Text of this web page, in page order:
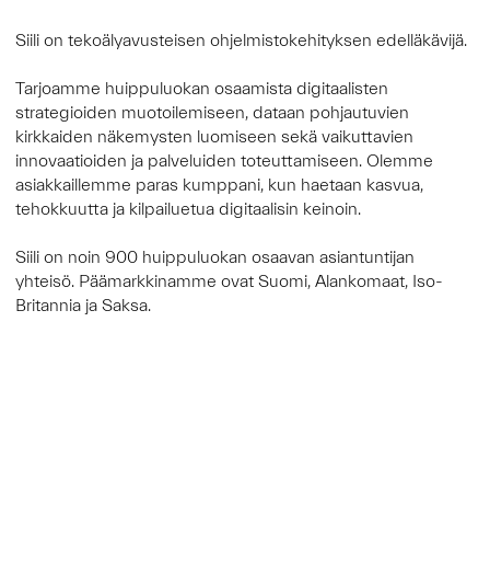
Siili on tekoälyavusteisen ohjelmistokehityksen edelläkävijä.
Tarjoamme huippuluokan osaamista digitaalisten
strategioiden muotoilemiseen, dataan pohjautuvien
kirkkaiden näkemysten luomiseen sekä vaikuttavien
innovaatioiden ja palveluiden toteuttamiseen. Olemme
asiakkaillemme paras kumppani, kun haetaan kasvua,
tehokkuutta ja kilpailuetua digitaalisin keinoin.
Siili on noin 900 huippuluokan osaavan asiantuntijan
yhteisö. Päämarkkinamme ovat Suomi, Alankomaat, Iso-
Britannia ja Saksa.